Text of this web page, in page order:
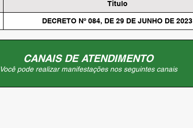
Titulo
DECRETO Nº 084, DE 29 DE JUNHO DE 2023
CANAIS DE ATENDIMENTO
Você pode realizar manifestações nos seguintes canais